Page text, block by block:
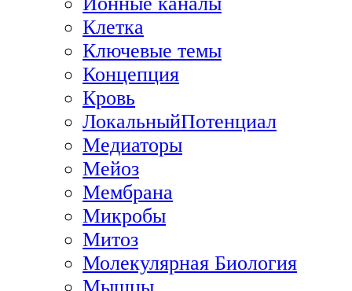
Клетка
Ключевые темы
Концепция
Кровь
ЛокальныйПотенциал
Медиаторы
Мейоз
Мембрана
Микробы
Митоз
Молекулярная Биология